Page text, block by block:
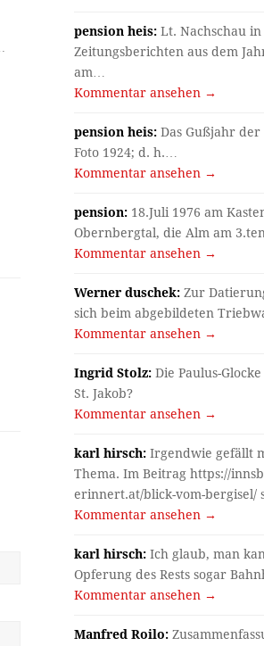
pension heis: Lt. Nachschau in
Zeitungsberichten aus dem
am…
Kommentar ansehen →
pension heis: Das Gußjahr der
Foto 1924; d. h.…
Kommentar ansehen →
pension: 18.Juli 1976 am
Obernbergtal, die Alm am
Kommentar ansehen →
Werner duschek: Zur
sich beim abgebildeten
Kommentar ansehen →
Ingrid Stolz: Die Paulus-
St. Jakob?
Kommentar ansehen →
karl hirsch: Irgendwie gefällt
Thema. Im Beitrag https://
erinnert.at/blick-vom-bergisel/
Kommentar ansehen →
karl hirsch: Ich glaub, man
Opferung des Rests sogar
Kommentar ansehen →
Manfred Roilo: